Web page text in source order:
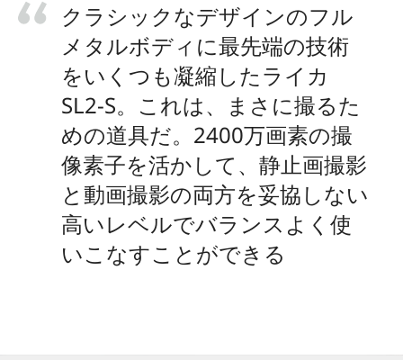
クラシックなデザインのフル
メタルボディに最先端の技術
をいくつも凝縮したライカ
SL2-S。これは、まさに撮るた
めの道具だ。2400万画素の撮
像素子を活かして、静止画撮影
と動画撮影の両方を妥協しない
高いレベルでバランスよく使
いこなすことができる